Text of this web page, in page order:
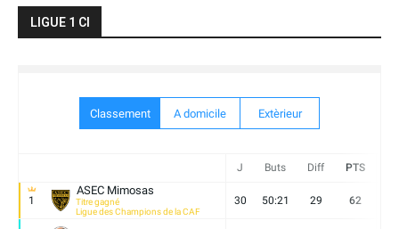
LIGUE 1 CI
Classement A domicile Extèrieur
J Buts Diff PTS
1
ASEC Mimosas
Titre gagné
Ligue des Champions de la CAF
30 50:21 29 62